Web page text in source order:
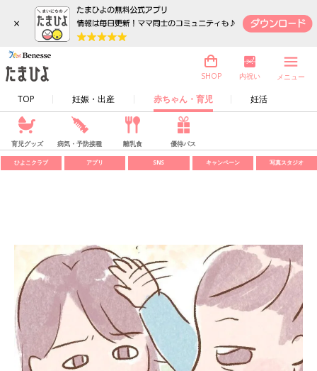
×
TOP 妊娠・出産 赤ちゃん・育児 妊活
SHOP 内祝い メニュー
育児グッズ 病気・予防接種 離乳食 優待パス
ひよこクラブ アプリ SNS キャンペーン 写真スタジオ